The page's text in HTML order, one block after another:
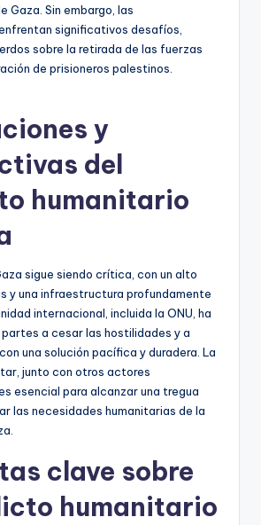
Gaza. Sin embargo, las
significativos desafíos,
sobre la retirada de las fuerzas
de prisioneros palestinos.
y
del
humanitario
sigue siendo crítica, con un alto
y una infraestructura profundamente
internacional, incluida la ONU, ha
a cesar las hostilidades y a
una solución pacífica y duradera. La
junto con otros actores
esencial para alcanzar una tregua
las necesidades humanitarias de la
clave sobre
humanitario